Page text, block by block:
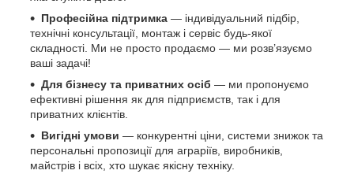
Професійна підтримка — індивідуальний підбір,
технічні консультації, монтаж і сервіс будь-якої
складності. Ми не просто продаємо — ми розв’язуємо
ваші задачі!
Для бізнесу та приватних осіб — ми пропонуємо
ефективні рішення як для підприємств, так і для
приватних клієнтів.
Вигідні умови — конкурентні ціни, системи знижок та
персональні пропозиції для аграріїв, виробників,
майстрів і всіх, хто шукає якісну техніку.